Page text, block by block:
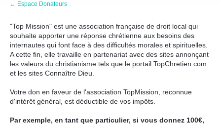
← Espace Donateurs
"Top Mission" est une association française de droit local qui
souhaite apporter une réponse chrétienne aux besoins des
internautes qui font face à des difficultés morales et spirituelles.
A cette fin, elle travaille en partenariat avec des sites annonçant
les valeurs du christianisme tels que le portail TopChretien.com
et les sites Connaître Dieu.
Votre don en faveur de l'association TopMission, reconnue
d'intérêt général, est déductible de vos impôts.
Par exemple, en tant que particulier, si vous donnez 100€,